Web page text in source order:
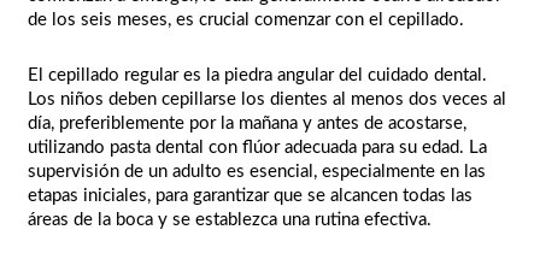
de los seis meses, es crucial comenzar con el cepillado.
El cepillado regular es la piedra angular del cuidado dental.
Los niños deben cepillarse los dientes al menos dos veces al
día, preferiblemente por la mañana y antes de acostarse,
utilizando pasta dental con flúor adecuada para su edad. La
supervisión de un adulto es esencial, especialmente en las
etapas iniciales, para garantizar que se alcancen todas las
áreas de la boca y se establezca una rutina efectiva.